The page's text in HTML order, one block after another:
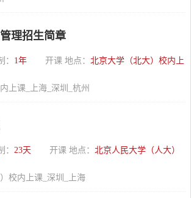
理招生简章
： 1年 开课 地点： 北京大学（北大）校内上
上课_上海_深圳_杭州
： 23天 开课 地点： 北京人民大学（人大）
校内上课_深圳_上海